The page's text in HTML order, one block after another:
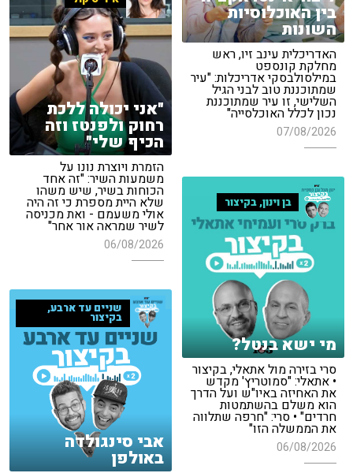
בין האוכלוסיות
השונות
האדריכלית עינב זיו, ראש
מחלקת קונספט
במילסולבסקי אדריכלות: "עיר
שמתוכננת טוב לבני הגיל
השלישי, זו עיר שמתוכננת
נכון לכלל האוכלסייה"
07/08/2026
"אני יכולה ללכת
רחוק ולפנטז וזה
הכיף שלי"
הזמרת ויוצרת נונו על
משמעות השיר: "זה אחד
הכוחות בשיר, שיש משהו
שלא היית מספרת כי זה היה
אולי משעמם - ואת מכניסה
לשיר שמראה אור אחר"
06/08/2026
בן וינון, בקיצור
מי ישא בנטל?
סרי בזירה מול אתאלי, בקיצור
• אתאלי: "סמוטריץ' מקדש
את האחיזה באיו"ש ועל הדרך
הוא משלם בהשתמטות
חרדים" • סרי: "חרפה שתלווה
את הממשלה הזו"
06/08/2026
שניים עד ארבע,
בקיצור
אבי סינגולדה
באולפן